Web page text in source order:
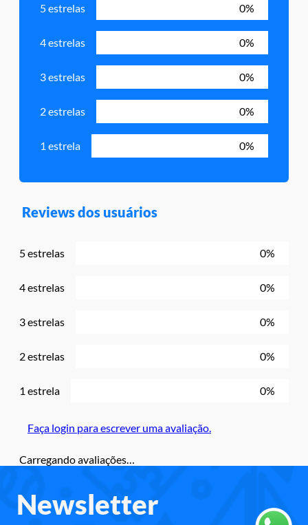
5 estrelas 0%
4 estrelas 0%
3 estrelas 0%
2 estrelas 0%
1 estrela 0%
Reviews dos usuários
5 estrelas 0%
4 estrelas 0%
3 estrelas 0%
2 estrelas 0%
1 estrela 0%
Faça login para escrever uma avaliação.
Carregando avaliações…
Newsletter